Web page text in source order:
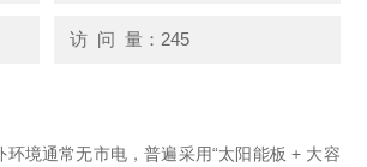
访 问 量：245
境通常无市电，普遍采用“太阳能板 + 大容